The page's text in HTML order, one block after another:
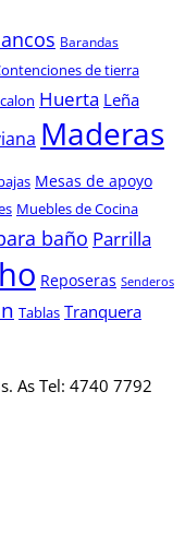
Barandas
de tierra
Huerta Leña
Maderas
Mesas de apoyo
Muebles de Cocina
baño Parrilla
Reposeras Senderos
Tablas Tranquera
As Tel: 4740 7792